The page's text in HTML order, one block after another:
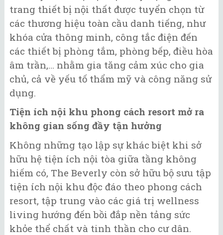
trang thiết bị nội thất được tuyển chọn từ
các thương hiệu toàn cầu danh tiếng, như
khóa cửa thông minh, công tắc điện đến
các thiết bị phòng tắm, phòng bếp, điều hòa
âm trần,… nhằm gia tăng cảm xúc cho gia
chủ, cả về yếu tố thẩm mỹ và công năng sử
dụng.
Tiện ích nội khu phong cách resort mở ra
không gian sống đầy tận hưởng
Không những tạo lập sự khác biệt khi sở
hữu hệ tiện ích nội tòa giữa tầng không
hiếm có, The Beverly còn sở hữu bộ sưu tập
tiện ích nội khu độc đáo theo phong cách
resort, tập trung vào các giá trị wellness
living hướng đến bồi đắp nền tảng sức
khỏe thể chất và tinh thần cho cư dân.